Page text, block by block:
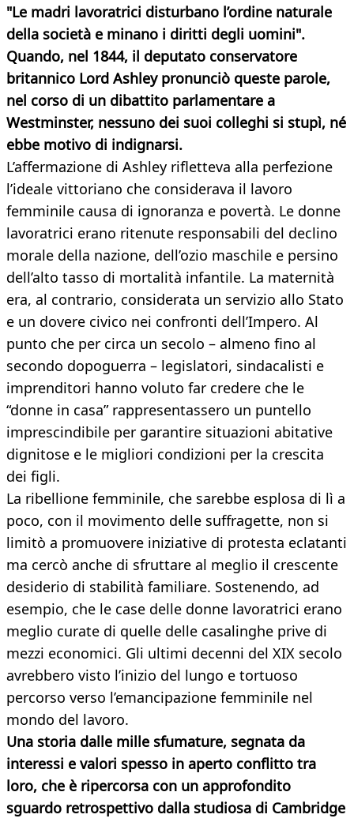
"Le madri lavoratrici disturbano l’ordine naturale
della società e minano i diritti degli uomini".
Quando, nel 1844, il deputato conservatore
britannico Lord Ashley pronunciò queste parole,
nel corso di un dibattito parlamentare a
Westminster, nessuno dei suoi colleghi si stupì, né
ebbe motivo di indignarsi.
L’affermazione di Ashley rifletteva alla perfezione
l’ideale vittoriano che considerava il lavoro
femminile causa di ignoranza e povertà. Le donne
lavoratrici erano ritenute responsabili del declino
morale della nazione, dell’ozio maschile e persino
dell’alto tasso di mortalità infantile. La maternità
era, al contrario, considerata un servizio allo Stato
e un dovere civico nei confronti dell’Impero. Al
punto che per circa un secolo – almeno fino al
secondo dopoguerra – legislatori, sindacalisti e
imprenditori hanno voluto far credere che le
“donne in casa” rappresentassero un puntello
imprescindibile per garantire situazioni abitative
dignitose e le migliori condizioni per la crescita
dei figli.
La ribellione femminile, che sarebbe esplosa di lì a
poco, con il movimento delle suffragette, non si
limitò a promuovere iniziative di protesta eclatanti
ma cercò anche di sfruttare al meglio il crescente
desiderio di stabilità familiare. Sostenendo, ad
esempio, che le case delle donne lavoratrici erano
meglio curate di quelle delle casalinghe prive di
mezzi economici. Gli ultimi decenni del XIX secolo
avrebbero visto l’inizio del lungo e tortuoso
percorso verso l’emancipazione femminile nel
mondo del lavoro.
Una storia dalle mille sfumature, segnata da
interessi e valori spesso in aperto conflitto tra
loro, che è ripercorsa con un approfondito
sguardo retrospettivo dalla studiosa di Cambridge